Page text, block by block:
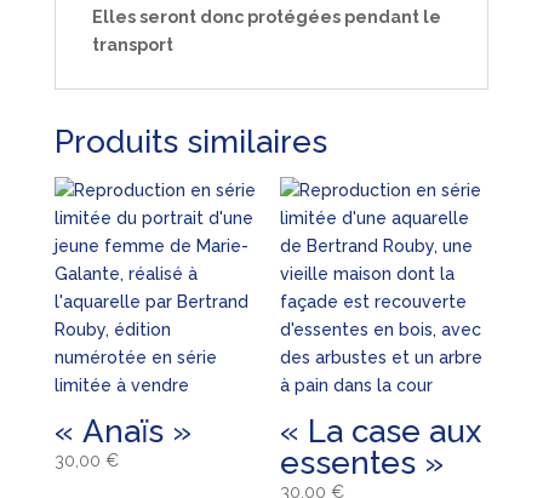
Elles seront donc protégées pendant le
transport
Produits similaires
« Anaïs »
30,00 €
« La case aux
essentes »
30,00€